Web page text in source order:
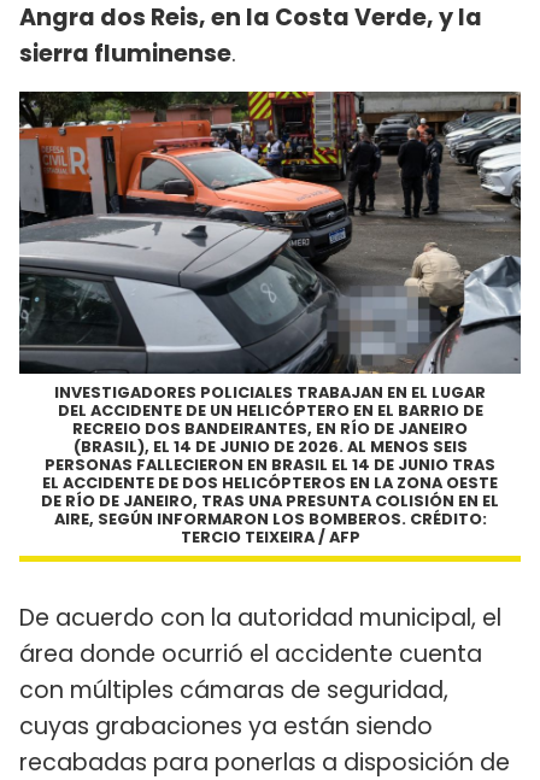
Angra dos Reis, en la Costa Verde, y la
sierra fluminense.
INVESTIGADORES POLICIALES TRABAJAN EN EL LUGAR
DEL ACCIDENTE DE UN HELICÓPTERO EN EL BARRIO DE
RECREIO DOS BANDEIRANTES, EN RÍO DE JANEIRO
(BRASIL), EL 14 DE JUNIO DE 2026. AL MENOS SEIS
PERSONAS FALLECIERON EN BRASIL EL 14 DE JUNIO TRAS
EL ACCIDENTE DE DOS HELICÓPTEROS EN LA ZONA OESTE
DE RÍO DE JANEIRO, TRAS UNA PRESUNTA COLISIÓN EN EL
AIRE, SEGÚN INFORMARON LOS BOMBEROS. CRÉDITO:
TERCIO TEIXEIRA / AFP
De acuerdo con la autoridad municipal, el
área donde ocurrió el accidente cuenta
con múltiples cámaras de seguridad,
cuyas grabaciones ya están siendo
recabadas para ponerlas a disposición de